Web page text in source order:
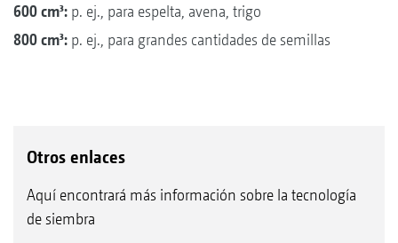
600 cm³: p. ej., para espelta, avena, trigo
800 cm³: p. ej., para grandes cantidades de semillas
Otros enlaces
Aquí encontrará más información sobre la tecnología
de siembra